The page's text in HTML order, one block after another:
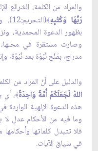
والمراد من الكلمة، الشرائع
رَبِّهَا وَكُتُبِهِ﴾
بظهور الدعوة المحمدية،
وصارت مستقرة في
مدراج، بِمَنْحِ نُبُوّة بعد نُبُوّة،
والدليل على أنّ المراد من
اللهُ لَجَعَلَكُمْ أُمَّةً وَاحِدَةً﴾، أي
هذه الدعوة الإلهية
وما فيه من الأحكام عدل لا
فلا تتبدل كلماتها
في سياق الآيات.